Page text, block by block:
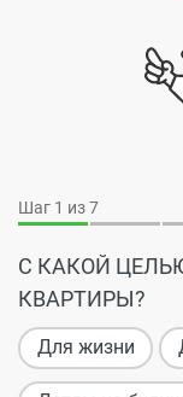
Шаг 1 из 7
С КАКОЙ
КВАРТИРЫ?
Для жизни